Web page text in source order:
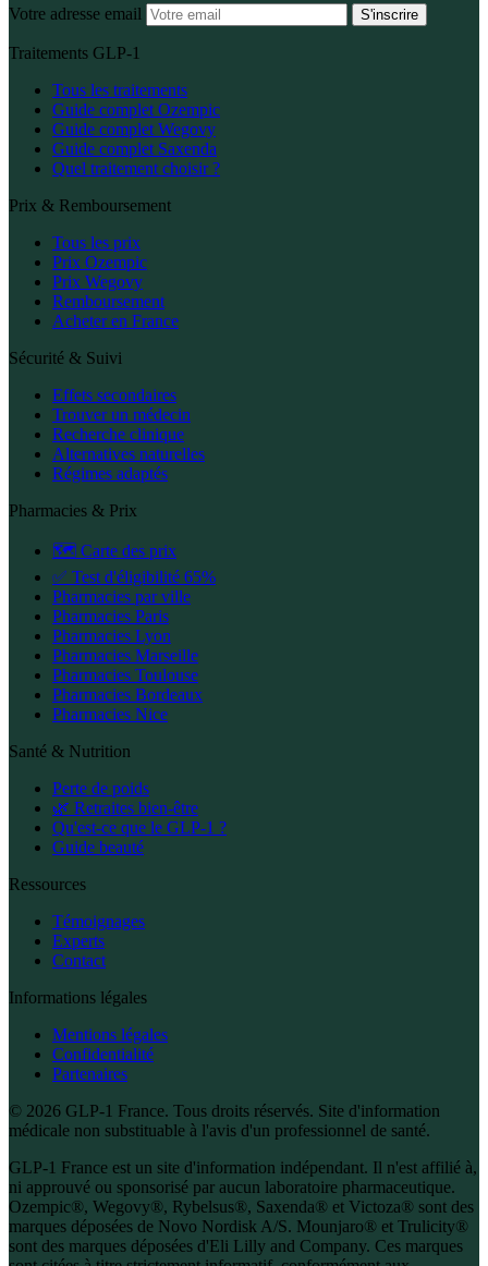
Votre adresse email S'inscrire
Traitements GLP-1
Tous les traitements
Guide complet Ozempic
Guide complet Wegovy
Guide complet Saxenda
Quel traitement choisir ?
Prix & Remboursement
Tous les prix
Prix Ozempic
Prix Wegovy
Remboursement
Acheter en France
Sécurité & Suivi
Effets secondaires
Trouver un médecin
Recherche clinique
Alternatives naturelles
Régimes adaptés
Pharmacies & Prix
🗺️ Carte des prix
✅ Test d'éligibilité 65%
Pharmacies par ville
Pharmacies Paris
Pharmacies Lyon
Pharmacies Marseille
Pharmacies Toulouse
Pharmacies Bordeaux
Pharmacies Nice
Santé & Nutrition
Perte de poids
🌿 Retraites bien-être
Qu'est-ce que le GLP-1 ?
Guide beauté
Ressources
Témoignages
Experts
Contact
Informations légales
Mentions légales
Confidentialité
Partenaires
© 2026 GLP-1 France. Tous droits réservés. Site d'information
médicale non substituable à l'avis d'un professionnel de santé.
GLP-1 France est un site d'information indépendant. Il n'est affilié à,
ni approuvé ou sponsorisé par aucun laboratoire pharmaceutique.
Ozempic®, Wegovy®, Rybelsus®, Saxenda® et Victoza® sont des
marques déposées de Novo Nordisk A/S. Mounjaro® et Trulicity®
sont des marques déposées d'Eli Lilly and Company. Ces marques